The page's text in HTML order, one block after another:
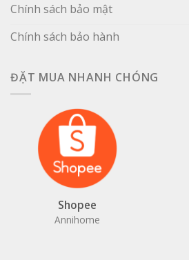
Chính sách bảo mật
Chính sách bảo hành
ĐẶT MUA NHANH CHÓNG
Shopee
Annihome